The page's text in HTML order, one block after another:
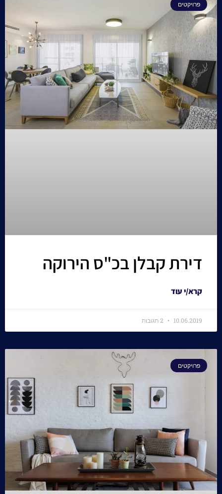
פרויקטים
דירת קבלן בכ"ס הירוקה
קרא/י עוד
10.06.2019
פרויקטים